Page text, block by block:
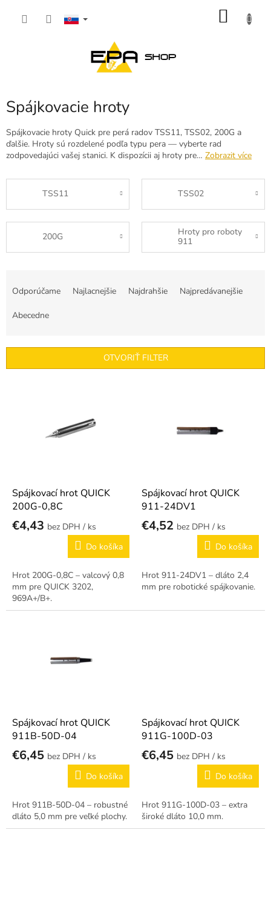
Spájkovacie hroty
Spájkovacie hroty Quick pre perá radov TSS11, TSS02, 200G a
ďalšie. Hroty sú rozdelené podľa typu pera — vyberte rad
zodpovedajúci vašej stanici. K dispozícii aj hroty pre… Zobrazit více
TSS11 TSS02
200G
Hroty pro roboty
911
p
Odporúčame Najlacnejšie Najdrahšie Najpredávanejšie
Abecedne
OTVORIŤ FILTER
dSpájkovací hrot QUICK
200G-0,8C
€4,43
/ ks
Do košíka
Hrot 200G-0,8C – valcový 0,8
mm pre QUICK 3202,
969A+/B+.
Spájkovací hrot QUICK
911-24DV1
€4,52
/ ks
Do košíka
Hrot 911-24DV1 – dláto 2,4
mm pre robotické spájkovanie.
Spájkovací hrot QUICK
911B-50D-04
€6,45
/ ks
Do košíka
Hrot 911B-50D-04 – robustné
dláto 5,0 mm pre veľké plochy.
Spájkovací hrot QUICK
911G-100D-03
€6,45
/ ks
Do košíka
Hrot 911G-100D-03 – extra
široké dláto 10,0 mm.